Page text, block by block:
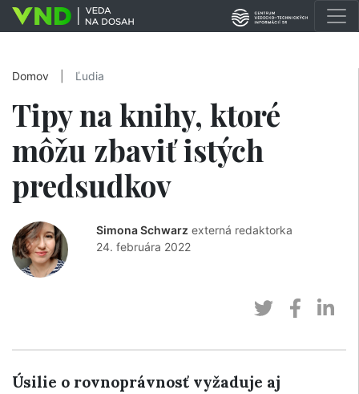
Domov Ľudia
Tipy na knihy, ktoré
môžu zbaviť istých
predsudkov
Simona Schwarz externá redaktorka
24. februára 2022
Úsilie o rovnoprávnosť vyžaduje aj